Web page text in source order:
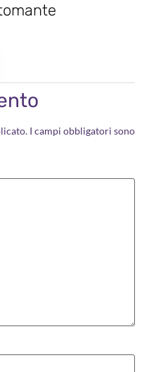
I campi obbligatori sono